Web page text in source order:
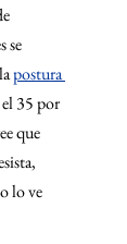
se
postura
35 por
que
lo ve